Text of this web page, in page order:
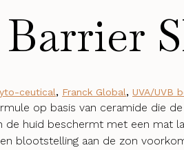
op basis van ceramide die de
de huid beschermt met een mat
blootstelling aan de zon
ceutical, Franck Global, UVA/UVB